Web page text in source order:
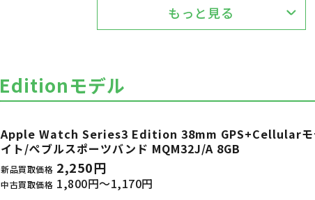
もっと見る
Editionモデル
Apple Watch Series3 Edition 38mm GPS+Cellularモ
イト/ぺブルスポーツバンド MQM32J/A 8GB
新品買取価格 2,250円
中古買取価格 1,800円～1,170円